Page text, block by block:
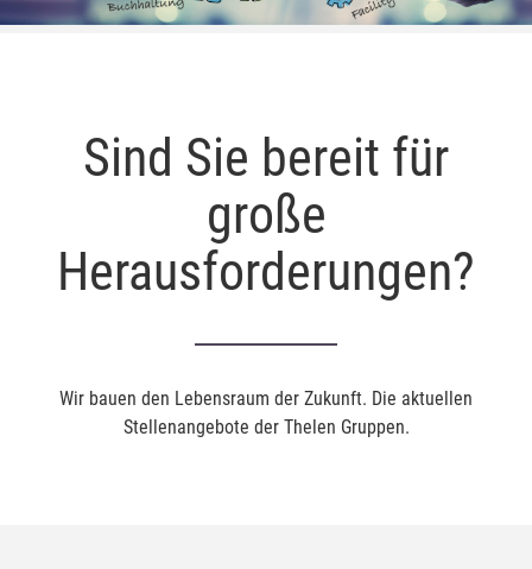
Sind Sie bereit für
große
Herausforderungen?
Wir bauen den Lebensraum der Zukunft. Die aktuellen
Stellenangebote der Thelen Gruppen.